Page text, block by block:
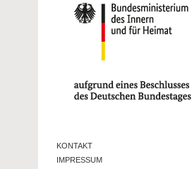
KONTAKT
IMPRESSUM